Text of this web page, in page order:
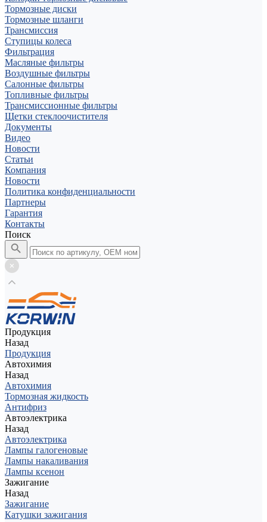
Тормозные диски
Тормозные шланги
Трансмиссия
Ступицы колеса
Фильтрация
Масляные фильтры
Воздушные фильтры
Салонные фильтры
Топливные фильтры
Трансмиссионные фильтры
Щетки стеклоочистителя
Документы
Видео
Новости
Статьи
Компания
Новости
Политика конфиденциальности
Партнеры
Гарантия
Контакты
Поиск
Продукция
Назад
Продукция
Автохимия
Назад
Автохимия
Тормозная жидкость
Антифриз
Автоэлектрика
Назад
Автоэлектрика
Лампы галогеновые
Лампы накаливания
Лампы ксенон
Зажигание
Назад
Зажигание
Катушки зажигания